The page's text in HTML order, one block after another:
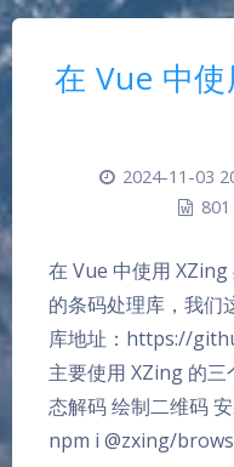
在 Vue 中
2024-11-03
在 Vue 中使用
的条码处理库，我们
库地址：https://
主要使用 XZing 的
态解码 绘制二维码
npm i @zxing/